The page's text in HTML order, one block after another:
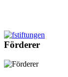
Förderer